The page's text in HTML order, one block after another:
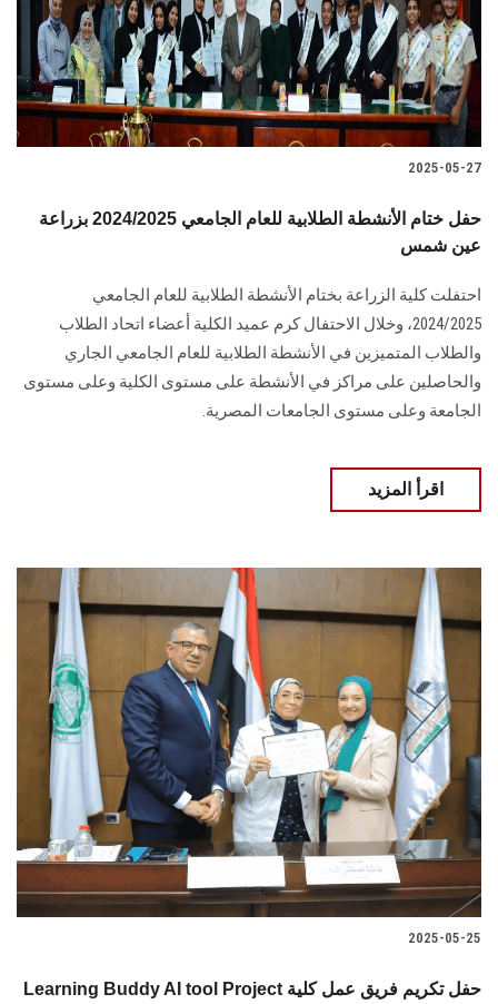
2025-05-27
حفل ختام الأنشطة الطلابية للعام الجامعي 2024/2025 بزراعة
عين شمس
احتفلت كلية الزراعة بختام الأنشطة الطلابية للعام الجامعي
2024/2025، وخلال الاحتفال كرم عميد الكلية أعضاء اتحاد الطلاب
والطلاب المتميزين في الأنشطة الطلابية للعام الجامعي الجاري
والحاصلين على مراكز في الأنشطة على مستوى الكلية وعلى مستوى
الجامعة وعلى مستوى الجامعات المصرية.
اقرأ المزيد
2025-05-25
Learning Buddy AI tool Project حفل تكريم فريق عمل كلية